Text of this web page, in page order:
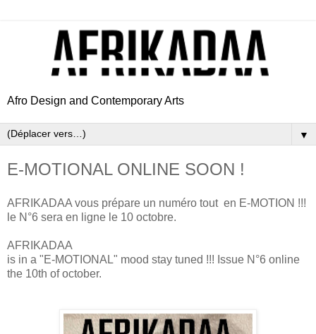
Afro Design and Contemporary Arts
▼
E-MOTIONAL ONLINE SOON !
AFRIKADAA vous prépare un numéro tout en E-MOTION !!!
le N°6 sera en ligne le 10 octobre.
AFRIKADAA
is in a "E-MOTIONAL" mood stay tuned !!! Issue N°6 online
the 10th of october.